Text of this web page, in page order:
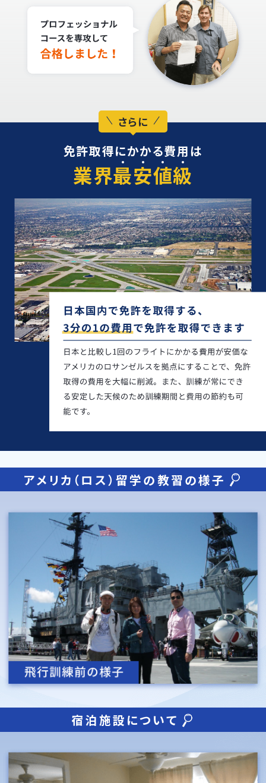
さらに
免許取得にかかる費用は
業界最安値級
アメリカ（ロス）留学の教習の様子
宿泊施設について